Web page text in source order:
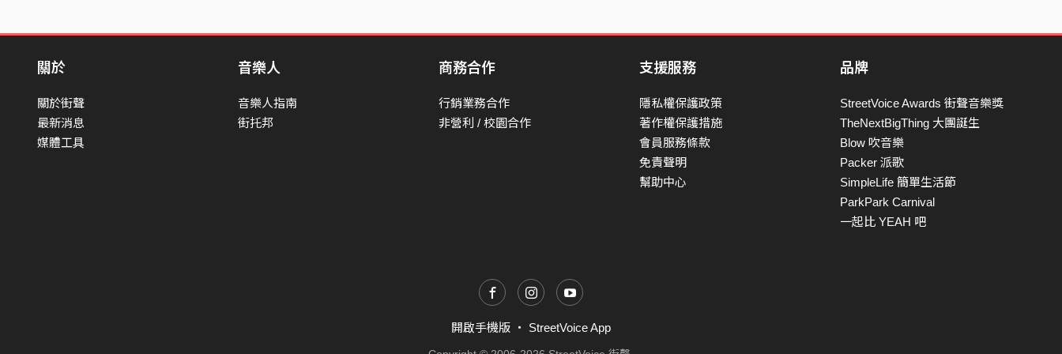
關於
關於街聲
最新消息
媒體工具
音樂人
音樂人指南
街托邦
商務合作
行銷業務合作
非營利 / 校園合作
支援服務
隱私權保護政策
著作權保護措施
會員服務條款
免責聲明
幫助中心
品牌
StreetVoice Awards 街聲音樂獎
TheNextBigThing 大團誕生
Blow 吹音樂
Packer 派歌
SimpleLife 簡單生活節
ParkPark Carnival
一起比 YEAH 吧
開啟手機版 ・ StreetVoice App